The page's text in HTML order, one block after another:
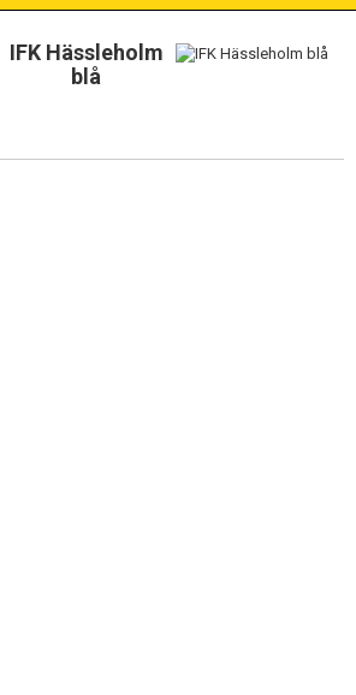
IFK Hässleholm
blå